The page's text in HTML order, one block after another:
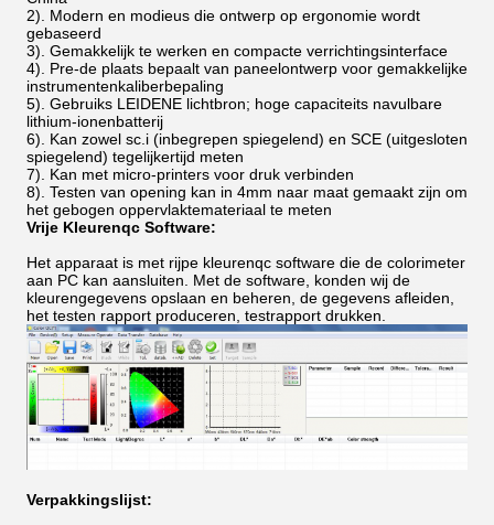
2). Modern en modieus die ontwerp op ergonomie wordt
gebaseerd
3). Gemakkelijk te werken en compacte verrichtingsinterface
4). Pre-de plaats bepaalt van paneelontwerp voor gemakkelijke
instrumentenkaliberbepaling
5). Gebruiks LEIDENE lichtbron; hoge capaciteits navulbare
lithium-ionenbatterij
6). Kan zowel sc.i (inbegrepen spiegelend) en SCE (uitgesloten
spiegelend) tegelijkertijd meten
7). Kan met micro-printers voor druk verbinden
8). Testen van opening kan in 4mm naar maat gemaakt zijn om
het gebogen oppervlaktemateriaal te meten
Vrije Kleurenqc Software:
Het apparaat is met rijpe kleurenqc software die de colorimeter
aan PC kan aansluiten. Met de software, konden wij de
kleurengegevens opslaan en beheren, de gegevens afleiden,
het testen rapport produceren, testrapport drukken.
Verpakkingslijst: